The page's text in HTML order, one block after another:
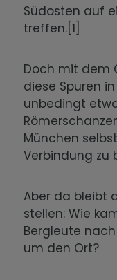
Der
Die
Südosten auf
treffen.[1]
Doch mit dem
diese Spuren
unbedingt
München
Verbindung zu
Aber da bleibt
stellen: Wie
Bergleute
um den Ort?